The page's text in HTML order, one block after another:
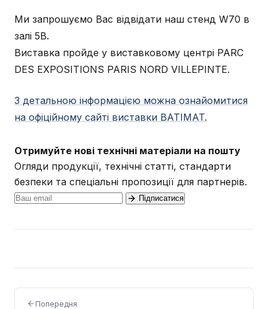
Ми запрошуємо Вас відвідати наш стенд W70 в
залі 5В.
Виставка пройде у виставковому центрі PARC
DES EXPOSITIONS PARIS NORD VILLEPINTE.
З детальною інформацією можна ознайомитися
на офіційному сайті виставки BATIMAT.
Отримуйте нові технічні матеріали на пошту
Огляди продукції, технічні статті, стандарти
безпеки та спеціальні пропозиції для партнерів.
Підписатися
Попередня